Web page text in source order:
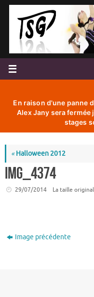
Passer
contenu
En raison d'une panne
Alex Jany sera
stages
«Halloween 2012
IMG_4374
29/07/2014 La taille
Image précédente